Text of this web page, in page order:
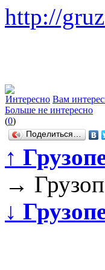
http://
Интересно Вам
Больше не интересно
(0)
Поделиться…
↑
→
↓